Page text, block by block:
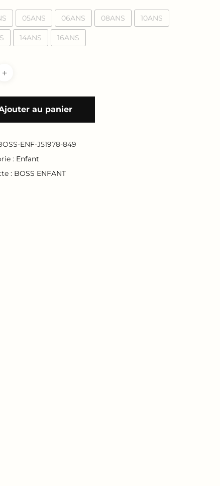
à
05ANS 06ANS 08ANS 10ANS
14ANS 16ANS
au panier
ENF-J51978-849
: Enfant
: BOSS ENFANT